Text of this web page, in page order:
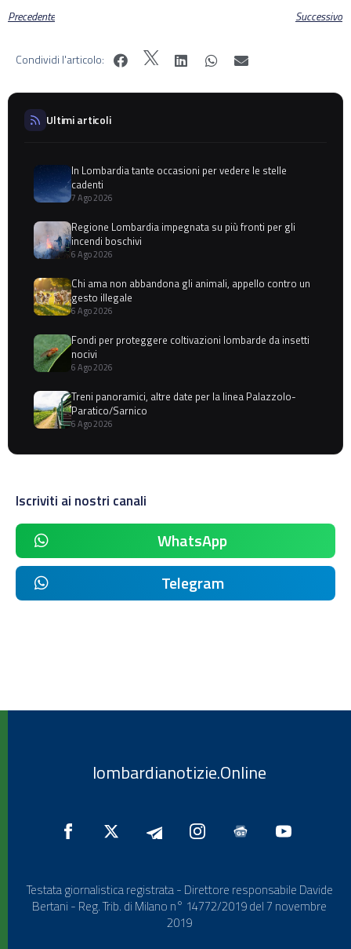
Precedente Successivo
Condividi l'articolo:
Ultimi articoli
In Lombardia tante occasioni per vedere le stelle
cadenti
7 Ago 2026
Regione Lombardia impegnata su più fronti per gli
incendi boschivi
6 Ago 2026
Chi ama non abbandona gli animali, appello contro un
gesto illegale
6 Ago 2026
Fondi per proteggere coltivazioni lombarde da insetti
nocivi
6 Ago 2026
Treni panoramici, altre date per la linea Palazzolo-
Paratico/Sarnico
6 Ago 2026
Iscriviti ai nostri canali
WhatsApp
Telegram
lombardianotizie.Online
Testata giornalistica registrata - Direttore responsabile Davide
Bertani - Reg. Trib. di Milano n° 14772/2019 del 7 novembre
2019